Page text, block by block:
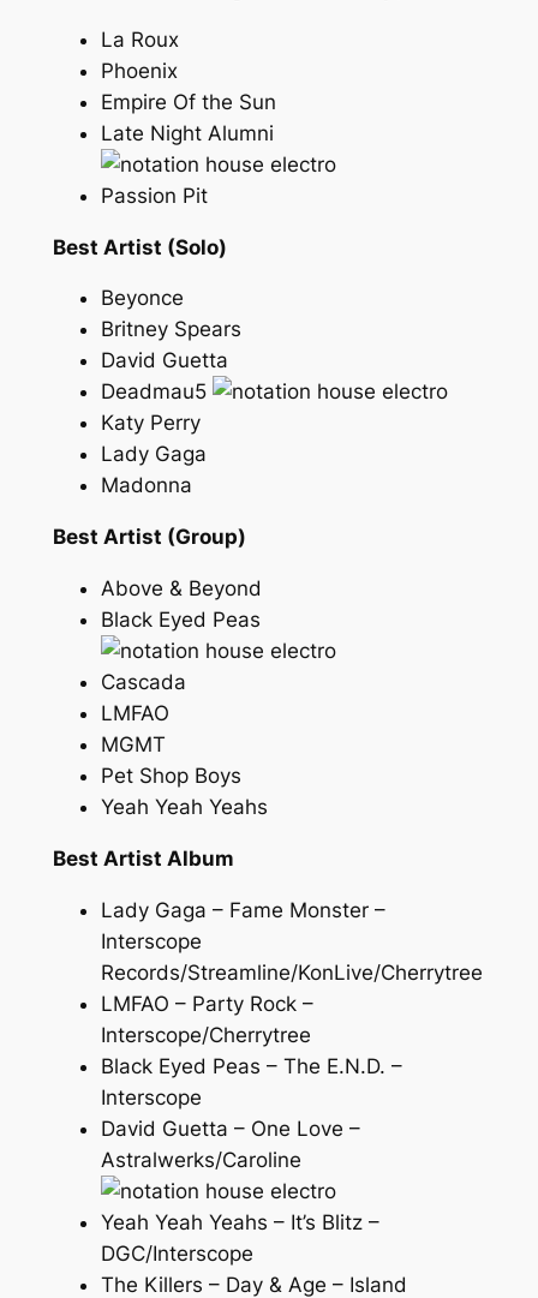
La Roux
Phoenix
Empire Of the Sun
Late Night Alumni
Passion Pit
Best Artist (Solo)
Beyonce
Britney Spears
David Guetta
Deadmau5
Katy Perry
Lady Gaga
Madonna
Best Artist (Group)
Above & Beyond
Black Eyed Peas
Cascada
LMFAO
MGMT
Pet Shop Boys
Yeah Yeah Yeahs
Best Artist Album
Lady Gaga – Fame Monster –
Interscope
Records/Streamline/KonLive/Cherrytree
LMFAO – Party Rock –
Interscope/Cherrytree
Black Eyed Peas – The E.N.D. –
Interscope
David Guetta – One Love –
Astralwerks/Caroline
Yeah Yeah Yeahs – It’s Blitz –
DGC/Interscope
The Killers – Day & Age – Island